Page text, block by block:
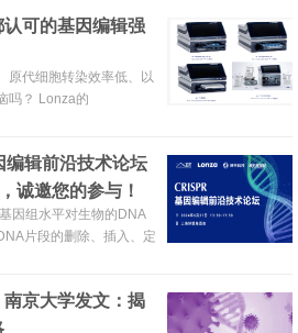
程序性细胞死亡蛋白
可的基因编辑强
原代细胞转染效率低、以
吗？ Lonza的
清障碍，实现稳定且低
Technology以
你的双...
编辑前沿技术论坛
诚邀您的参与！
因组水平对生物的DNA
片段的删除、插入、定
类基因组的研究。与传
简便、效率高、特异性
模型构建、药物筛选、
京大学发文：揭